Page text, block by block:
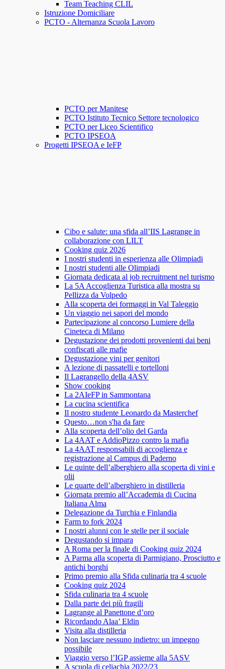
Team Teaching CLIL
Istruzione Domiciliare
PCTO - Alternanza Scuola Lavoro
PCTO per Manitese
PCTO Istituto Tecnico Settore tecnologico
PCTO per Liceo Scientifico
PCTO IPSEOA
Progetti IPSEOA e IeFP
Cibo e salute: una sfida all’IIS Lagrange in
collaborazione con LILT
Cooking quiz 2026
I nostri studenti in esperienza alle Olimpiadi
I nostri studenti alle Olimpiadi
Giornata dedicata al job recruitment nel turismo
La 5A Accoglienza Turistica alla mostra su
Pellizza da Volpedo
Alla scoperta dei formaggi in Val Taleggio
Un viaggio nei sapori del mondo
Partecipazione al concorso Lumiere della
Cineteca di Milano
Degustazione dei prodotti provenienti dai beni
confiscati alle mafie
Degustazione vini per genitori
A lezione di passatelli e tortelloni
Il Lagrangello della 4ASV
Show cooking
La 2AIeFP in Sammontana
La cucina scientifica
Il nostro studente Leonardo da Masterchef
Questo…non s'ha da fare
Alla scoperta dell’olio del Garda
La 4AAT e AddioPizzo contro la mafia
La 4AAT responsabili di accoglienza e
registrazione al Campus di Paderno
Le quinte dell’alberghiero alla scoperta di vini e
olii
Le quarte dell’alberghiero in distilleria
Giornata premio all’Accademia di Cucina
Italiana Alma
Delegazione da Turchia e Finlandia
Farm to fork 2024
I nostri alunni con le stelle per il sociale
Degustando si impara
A Roma per la finale di Cooking quiz 2024
A Parma alla scoperta di Parmigiano, Prosciutto e
antichi borghi
Primo premio alla Sfida culinaria tra 4 scuole
Cooking quiz 2024
Sfida culinaria tra 4 scuole
Dalla parte dei più fragili
Lagrange al Panettone d’oro
Ricordando Alaa’ Eldin
Visita alla distilleria
Non lasciare nessuno indietro: un impegno
possibile
Viaggio verso l’IGP assieme alla 5ASV
A scuola di celiachia 2022/23